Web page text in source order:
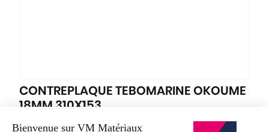
CONTREPLAQUE TEBOMARINE OKOUME
18MM 310X153
Référence: 1834563